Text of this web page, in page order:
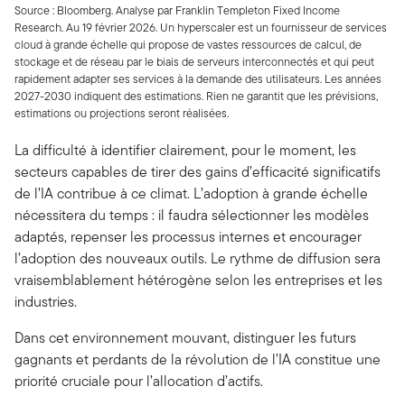
Source : Bloomberg. Analyse par Franklin Templeton Fixed Income
Research. Au 19 février 2026. Un hyperscaler est un fournisseur de services
cloud à grande échelle qui propose de vastes ressources de calcul, de
stockage et de réseau par le biais de serveurs interconnectés et qui peut
rapidement adapter ses services à la demande des utilisateurs. Les années
2027-2030 indiquent des estimations. Rien ne garantit que les prévisions,
estimations ou projections seront réalisées.
La difficulté à identifier clairement, pour le moment, les
secteurs capables de tirer des gains d’efficacité significatifs
de l’IA contribue à ce climat. L’adoption à grande échelle
nécessitera du temps : il faudra sélectionner les modèles
adaptés, repenser les processus internes et encourager
l’adoption des nouveaux outils. Le rythme de diffusion sera
vraisemblablement hétérogène selon les entreprises et les
industries.
Dans cet environnement mouvant, distinguer les futurs
gagnants et perdants de la révolution de l’IA constitue une
priorité cruciale pour l’allocation d’actifs.